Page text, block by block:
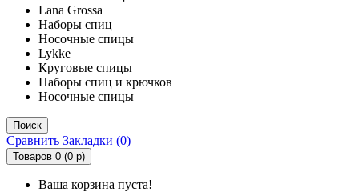
Lana Grossa
Наборы спиц
Носочные спицы
Lykke
Круговые спицы
Наборы спиц и крючков
Носочные спицы
Поиск
Сравнить Закладки (0)
Товаров 0 (0 р)
Ваша корзина пуста!